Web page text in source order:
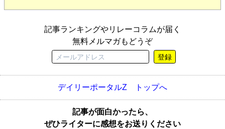
記事ランキングやリレーコラムが届く
無料メルマガもどうぞ
登録
デイリーポータルZ トップへ
記事が面白かったら、
ぜひライターに感想をお送りください